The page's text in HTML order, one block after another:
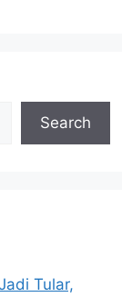
Search
Tular,